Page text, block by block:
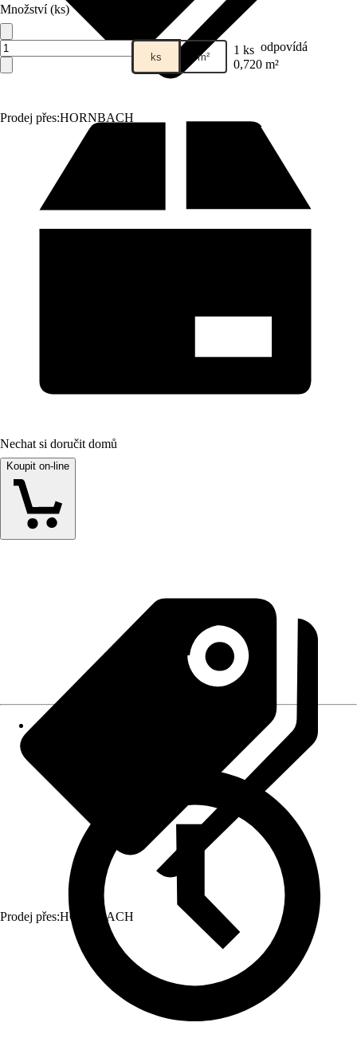
Prodej přes:HORNBACH
Množství (ks)
ks m² 1 ks odpovídá
0,720 m²
Nechat si doručit domů
Koupit on-line
Prodej přes:HORNBACH